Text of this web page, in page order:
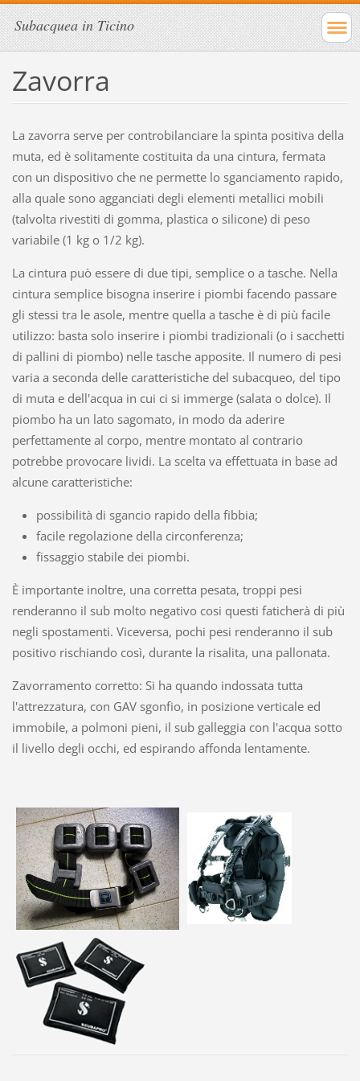
Subacquea in Ticino
Zavorra
La zavorra serve per controbilanciare la spinta positiva della
muta, ed è solitamente costituita da una cintura, fermata
con un dispositivo che ne permette lo sganciamento rapido,
alla quale sono agganciati degli elementi metallici mobili
(talvolta rivestiti di gomma, plastica o silicone) di peso
variabile (1 kg o 1/2 kg).
La cintura può essere di due tipi, semplice o a tasche. Nella
cintura semplice bisogna inserire i piombi facendo passare
gli stessi tra le asole, mentre quella a tasche è di più facile
utilizzo: basta solo inserire i piombi tradizionali (o i sacchetti
di pallini di piombo) nelle tasche apposite. Il numero di pesi
varia a seconda delle caratteristiche del subacqueo, del tipo
di muta e dell'acqua in cui ci si immerge (salata o dolce). Il
piombo ha un lato sagomato, in modo da aderire
perfettamente al corpo, mentre montato al contrario
potrebbe provocare lividi. La scelta va effettuata in base ad
alcune caratteristiche:
possibilità di sgancio rapido della fibbia;
facile regolazione della circonferenza;
fissaggio stabile dei piombi.
È importante inoltre, una corretta pesata, troppi pesi
renderanno il sub molto negativo cosi questi faticherà di più
negli spostamenti. Viceversa, pochi pesi renderanno il sub
positivo rischiando così, durante la risalita, una pallonata.
Zavorramento corretto: Si ha quando indossata tutta
l'attrezzatura, con GAV sgonfio, in posizione verticale ed
immobile, a polmoni pieni, il sub galleggia con l'acqua sotto
il livello degli occhi, ed espirando affonda lentamente.